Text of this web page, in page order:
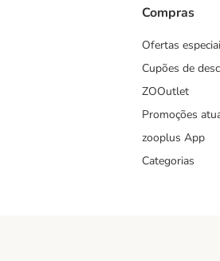
Compras
Ofertas
Cupões de
ZOOutlet
Promoções
zooplus App
Categorias